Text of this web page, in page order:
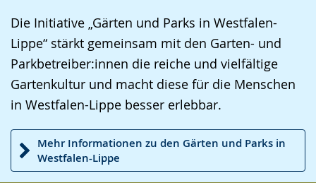
Die Initiative „Gärten und Parks in Westfalen-
Lippe“ stärkt gemeinsam mit den Garten- und
Parkbetreiber:innen die reiche und vielfältige
Gartenkultur und macht diese für die Menschen
in Westfalen-Lippe besser erlebbar.
Mehr Informationen zu den Gärten und Parks in
Westfalen-Lippe
Gebärdensprache
wird
angezeigt.